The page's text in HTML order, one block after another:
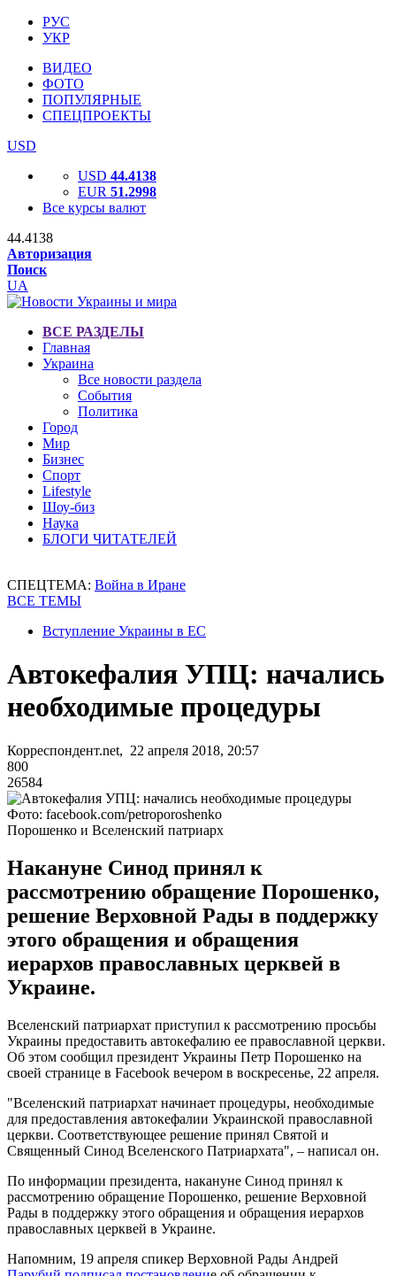
РУС
УКР
ВИДЕО
ФОТО
ПОПУЛЯРНЫЕ
СПЕЦПРОЕКТЫ
USD
USD 44.4138
EUR 51.2998
Все курсы валют
44.4138
Авторизация
Поиск
UA
ВСЕ РАЗДЕЛЫ
Главная
Украина
Все новости раздела
События
Политика
Город
Мир
Бизнес
Спорт
Lifestyle
Шоу-биз
Наука
БЛОГИ ЧИТАТЕЛЕЙ
СПЕЦТЕМА: Война в Иране
ВСЕ ТЕМЫ
Вступление Украины в ЕС
Автокефалия УПЦ: начались
необходимые процедуры
Корреспондент.net, 22 апреля 2018, 20:57
800
26584
Фото: facebook.com/petroporoshenko
Порошенко и Вселенский патриарх
Накануне Синод принял к
рассмотрению обращение Порошенко,
решение Верховной Рады в поддержку
этого обращения и обращения
иерархов православных церквей в
Украине.
Вселенский патриархат приступил к рассмотрению просьбы
Украины предоставить автокефалию ее православной церкви.
Об этом сообщил президент Украины Петр Порошенко на
своей странице в Facebook вечером в воскресенье, 22 апреля.
"Вселенский патриархат начинает процедуры, необходимые
для предоставления автокефалии Украинской православной
церкви. Соответствующее решение принял Святой и
Священный Синод Вселенского Патриархата", – написал он.
По информации президента, накануне Синод принял к
рассмотрению обращение Порошенко, решение Верховной
Рады в поддержку этого обращения и обращения иерархов
православных церквей в Украине.
Напомним, 19 апреля спикер Верховной Рады Андрей